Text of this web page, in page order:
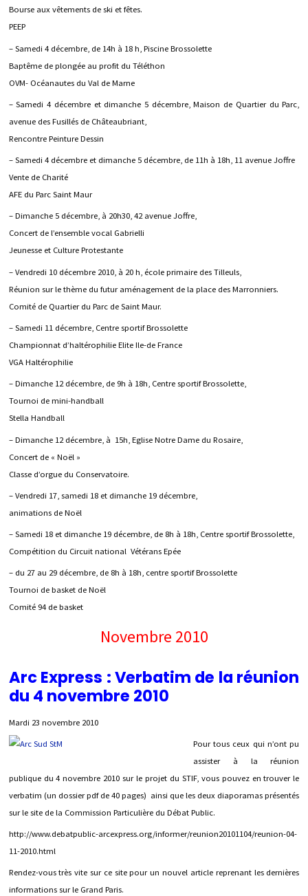
Bourse aux vêtements de ski et fêtes.
PEEP
– Samedi 4 décembre, de 14h à 18 h, Piscine Brossolette
Baptême de plongée au profit du Téléthon
OVM- Océanautes du Val de Marne
– Samedi 4 décembre et dimanche 5 décembre, Maison de Quartier du Parc,
avenue des Fusillés de Châteaubriant,
Rencontre Peinture Dessin
– Samedi 4 décembre et dimanche 5 décembre, de 11h à 18h, 11 avenue Joffre
Vente de Charité
AFE du Parc Saint Maur
– Dimanche 5 décembre, à 20h30, 42 avenue Joffre,
Concert de l’ensemble vocal Gabrielli
Jeunesse et Culture Protestante
– Vendredi 10 décembre 2010, à 20 h, école primaire des Tilleuls,
Réunion sur le thème du futur aménagement de la place des Marronniers.
Comité de Quartier du Parc de Saint Maur.
– Samedi 11 décembre, Centre sportif Brossolette
Championnat d’haltérophilie Elite Ile-de France
VGA Haltérophilie
– Dimanche 12 décembre, de 9h à 18h, Centre sportif Brossolette,
Tournoi de mini-handball
Stella Handball
– Dimanche 12 décembre, à 15h, Eglise Notre Dame du Rosaire,
Concert de « Noël »
Classe d’orgue du Conservatoire.
– Vendredi 17, samedi 18 et dimanche 19 décembre,
animations de Noël
– Samedi 18 et dimanche 19 décembre, de 8h à 18h, Centre sportif Brossolette,
Compétition du Circuit national Vétérans Epée
– du 27 au 29 décembre, de 8h à 18h, centre sportif Brossolette
Tournoi de basket de Noël
Comité 94 de basket
Novembre 2010
Arc Express : Verbatim de la réunion
du 4 novembre 2010
Mardi 23 novembre 2010
Pour tous ceux qui n’ont pu
assister à la réunion
publique du 4 novembre 2010 sur le projet du STIF, vous pouvez en trouver le
verbatim (un dossier pdf de 40 pages) ainsi que les deux diaporamas présentés
sur le site de la Commission Particulière du Débat Public.
http://www.debatpublic-arcexpress.org/informer/reunion20101104/reunion-04-
11-2010.html
Rendez-vous très vite sur ce site pour un nouvel article reprenant les dernières
informations sur le Grand Paris.